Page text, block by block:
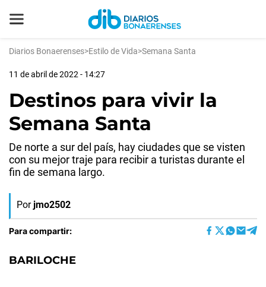
Diarios Bonaerenses>Estilo de Vida>Semana Santa
11 de abril de 2022 - 14:27
Destinos para vivir la
Semana Santa
De norte a sur del país, hay ciudades que se visten
con su mejor traje para recibir a turistas durante el
fin de semana largo.
Por jmo2502
Para compartir:
BARILOCHE